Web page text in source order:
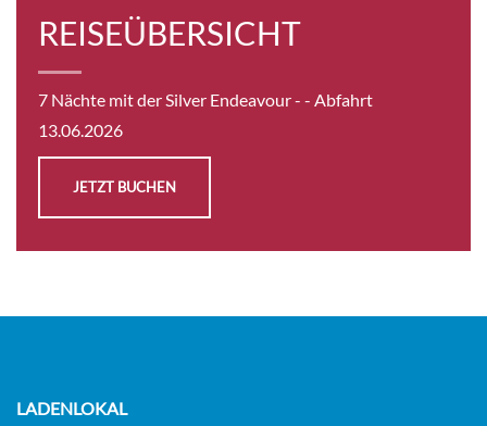
Möglichkeiten an Land und an Bord der Silver
bietet sie nicht nur viel Platz an Bord, mehrere
Alle Suiten verfügen über einen eigenen Balkon
REISEÜBERSICHT
7 Nächte mit der Silver Endeavour - - Abfahrt
13.06.2026
JETZT BUCHEN
LADENLOKAL